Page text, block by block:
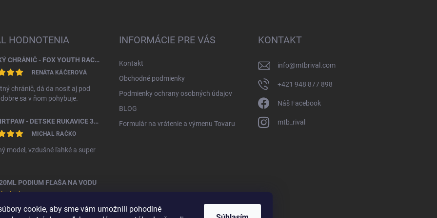
cookie, aby sme vám umožnili pohodlné
HODNOTENIA
DETSKÝ CHRÁNIČ - FOX YOUTH RACEFRAME IMPACT CE CHEST GUARD
RENÁTA KÁČEROVÁ
chránič, dá da nosiť aj pod
sa v ňom pohybuje.
FOX DIRTPAW - DETSKÉ RUKAVICE 3 - 5 ROKOV
MICHAL RAČKO
model, vzdušné ľahké a super
PODIUM FĽAŠA NA VODU
fľáša za vyššiu cenu
INFORMÁCIE PRE VÁS
Kontakt
Obchodné podmienky
Podmienky ochrany osobných údajov
BLOG
Formulár na vrátenie a výmenu Tovaru
KONTAKT
info@mtbrival.com
+421 948 877 898
Náš Facebook
mtb_rival